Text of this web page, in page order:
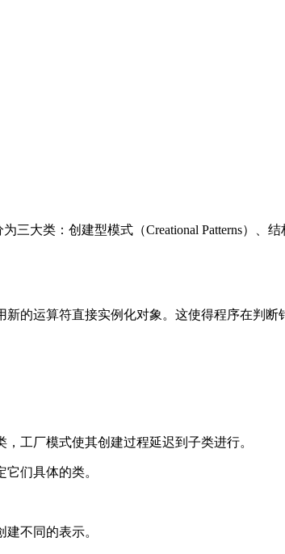
大类：创建型模式（Creational Patterns）、结
的运算符直接实例化对象。这使得程序在判断
工厂模式使其创建过程延迟到子类进行。
们具体的类。
不同的表示。